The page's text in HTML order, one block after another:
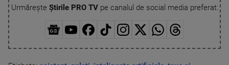
Urmărește Știrile PRO TVpe canalul de social media preferat: